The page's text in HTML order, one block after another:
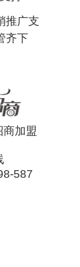
587
商加盟
推广支
齐下